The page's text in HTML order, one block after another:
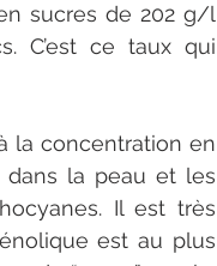
sucres de 202 g/l
C’est ce taux qui
la concentration en
dans la peau et les
Il est très
est au plus